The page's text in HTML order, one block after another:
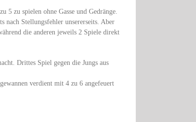
5 zu spielen ohne Gasse und Gedränge.
nach Stellungsfehler unsererseits. Aber
die anderen jeweils 2 Spiele direkt
Drittes Spiel gegen die Jungs aus
verdient mit 4 zu 6 angefeuert